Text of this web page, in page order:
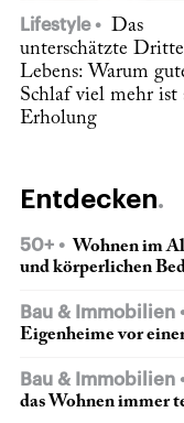
Lifestyle
Das
unterschätzte
Lebens: Warum
Schlaf viel mehr ist
Erholung
Entdecken
50+
Wohnen im
und körperlichen
Bau & Immobilien
Eigenheime vor
Bau & Immobilien
das Wohnen immer